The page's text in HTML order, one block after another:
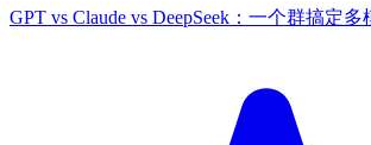
GPT vs Claude vs DeepSeek：一个群搞定多